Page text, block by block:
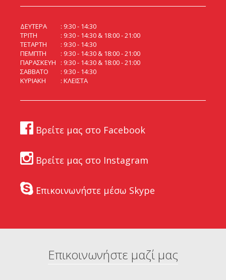
ΔΕΥΤΕΡΑ
9:30 - 14:30
ΤΡΙΤΗ
9:30 - 14:30 & 18:00 - 21:00
ΤΕΤΑΡΤΗ
9:30 - 14:30
ΠΕΜΠΤΗ
9:30 - 14:30 & 18:00 - 21:00
ΠΑΡΑΣΚΕΥΗ
9:30 - 14:30 & 18:00 - 21:00
ΣΑΒΒΑΤΟ
9:30 - 14:30
ΚΥΡΙΑΚΗ
ΚΛΕΙΣΤΑ
Βρείτε μας στο Facebook
Βρείτε μας στο Instagram
Επικοινωνήστε μέσω Skype
Επικοινωνήστε μαζί μας